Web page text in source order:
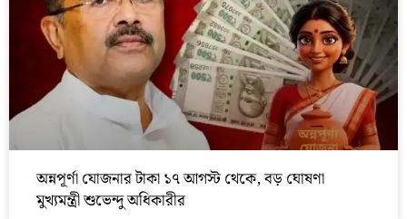
অন্নপূর্ণা যোজনার টাকা ১৭ আগস্ট থেকে, বড় ঘোষণা
মুখ্যমন্ত্রী শুভেন্দু অধিকারীর